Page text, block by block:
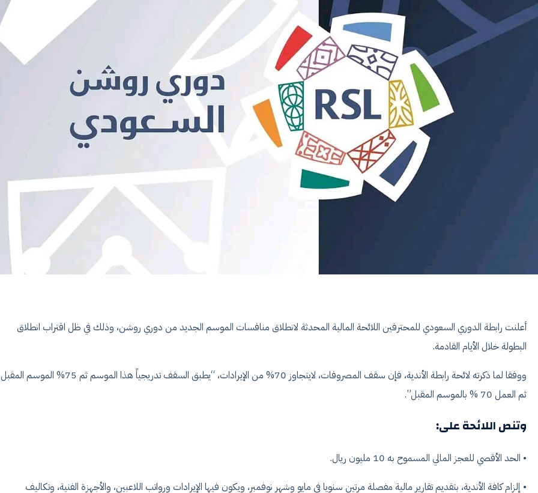
أعلنت رابطة الدوري السعودي للمحترفين اللائحة المالية المحدثة لانطلاق منافسات الموسم الجديد من دوري روشن، وذلك في ظل اقتراب انطلاق
البطولة خلال الأيام القادمة.
ووفقا لما ذكرته لائحة رابطة الأندية، فإن سقف المصروفات، لايتجاوز 70% من الإيرادات، “يطبق السقف تدريجياً هذا الموسم ثم 75%
ثم العمل 70 % بالموسم المقبل”.
وتنص اللائحة على:
• الحد الأقصي للعجز المالي المسموح به 10 مليون ريال.
• إلزام كافة الأندية، بتقديم تقارير مالية مفصلة مرتين سنويا في مايو وشهر نوفمبر، ويكون فيها الإيرادات ورواتب اللاعبين، والأجهزة الفنية، وتكاليف